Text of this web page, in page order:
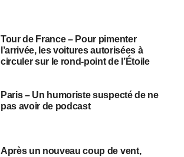
Tour de France – Pour pimenter
l’arrivée, les voitures autorisées à
circuler sur le rond-point de l’Étoile
Paris – Un humoriste suspecté de ne
pas avoir de podcast
Après un nouveau coup de vent,